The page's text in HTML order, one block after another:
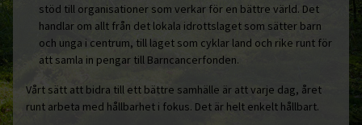
stöd till organisationer som verkar för en bättre värld. Det
handlar om allt från det lokala idrottslaget som sätter barn
och unga i centrum, till laget som cyklar land och rike runt för
att samla in pengar till Barncancerfonden.
Vårt sätt att bidra till ett bättre samhälle är att varje dag, året
runt arbeta med hållbarhet i fokus. Det är helt enkelt hållbart.